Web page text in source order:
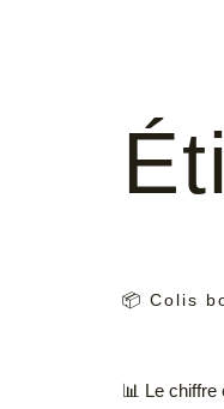
📦 Colis
📊 Le chiffre